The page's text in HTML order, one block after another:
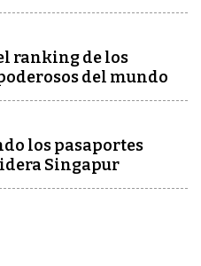
ranking de los
del mundo
los pasaportes
Singapur